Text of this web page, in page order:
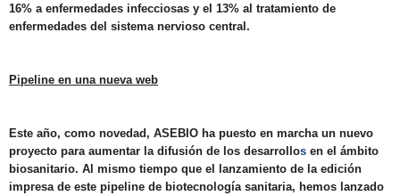
16% a enfermedades infecciosas y el 13% al tratamiento de
enfermedades del sistema nervioso central.
Pipeline en una nueva web
Este año, como novedad, ASEBIO ha puesto en marcha un nuevo
proyecto para aumentar la difusión de los desarrollos en el ámbito
biosanitario. Al mismo tiempo que el lanzamiento de la edición
impresa de este pipeline de biotecnología sanitaria, hemos lanzado